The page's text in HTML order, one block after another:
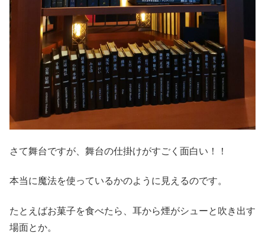
さて舞台ですが、舞台の仕掛けがすごく面白い！！
本当に魔法を使っているかのように見えるのです。
たとえばお菓子を食べたら、耳から煙がシューと吹き出す
場面とか。